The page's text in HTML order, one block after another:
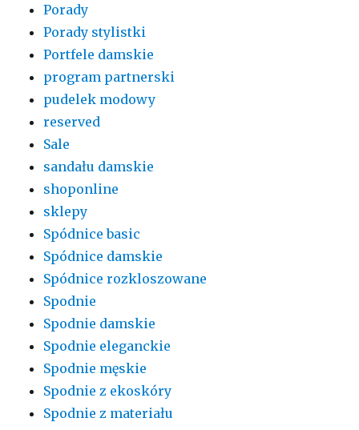
Porady
Porady stylistki
Portfele damskie
program partnerski
pudelek modowy
reserved
Sale
sandału damskie
shoponline
sklepy
Spódnice basic
Spódnice damskie
Spódnice rozkloszowane
Spodnie
Spodnie damskie
Spodnie eleganckie
Spodnie męskie
Spodnie z ekoskóry
Spodnie z materiału